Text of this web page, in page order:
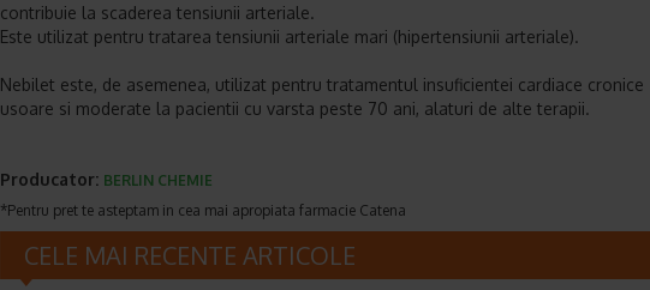
contribuie la scaderea tensiunii arteriale.
Este utilizat pentru tratarea tensiunii arteriale mari (hipertensiunii arteriale).
Nebilet este, de asemenea, utilizat pentru tratamentul insuficientei cardiace cronice
usoare si moderate la pacientii cu varsta peste 70 ani, alaturi de alte terapii.
Producator: BERLIN CHEMIE
*Pentru pret te asteptam in cea mai apropiata farmacie Catena
CELE MAI RECENTE ARTICOLE